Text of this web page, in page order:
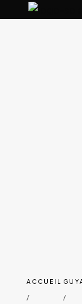
ACCUEIL
/ /